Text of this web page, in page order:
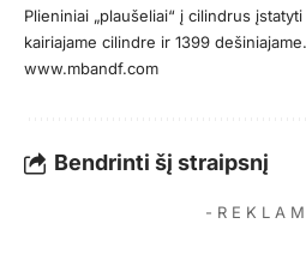
Plieniniai „plaušeliai“ į cilindrus
kairiajame cilindre ir 1399
www.mbandf.com
Bendrinti šį straipsnį
- R E K L A